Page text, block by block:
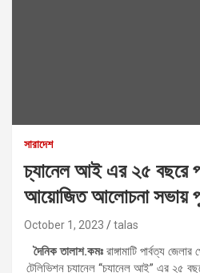
সারাদেশ
চ্যানেল আই এর ২৫ বছরে
আয়োজিত আলোচনা সভায়
October 1, 2023 talas
দৈনিক তালাশ.কমঃ রাঙ্গামাটি পার্বত্য
টেলিভিশন চ্যানেল ‘‘চ্যানেল আই” এর ২৫